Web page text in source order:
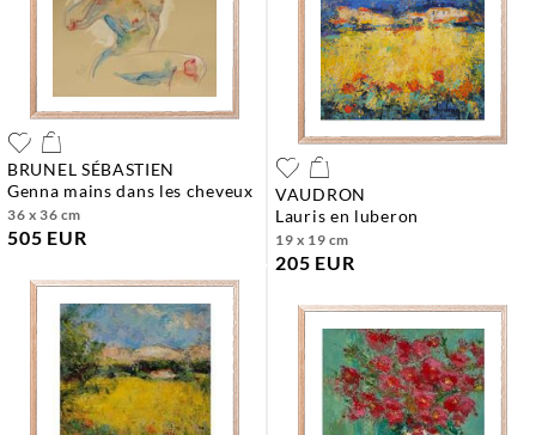
BRUNEL SÉBASTIEN
genna mains dans les cheveux
36 x 36 cm
505 EUR
VAUDRON
lauris en luberon
19 x 19 cm
205 EUR